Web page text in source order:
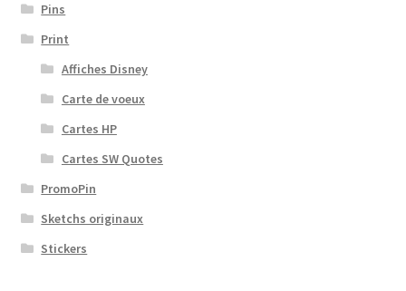
Pins
Print
Affiches Disney
Carte de voeux
Cartes HP
Cartes SW Quotes
PromoPin
Sketchs originaux
Stickers